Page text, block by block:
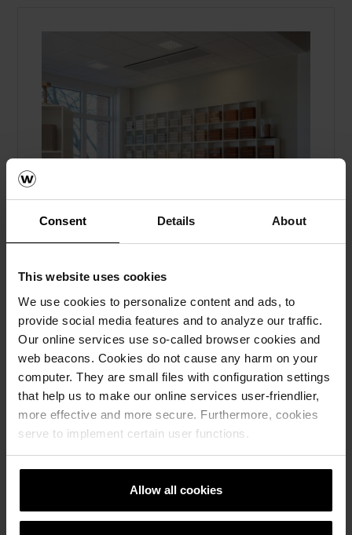
Consent Details About
This website uses cookies
We use cookies to personalize content and ads, to
provide social media features and to analyze our traffic.
Our online services use so-called browser cookies and
web beacons. Cookies do not cause any harm on your
computer. They are small files with configuration settings
that help us to make our online services user-friendlier,
more effective and more secure. Furthermore, cookies
serve to implement certain user functions.
Allow all cookies
wienerberger öppnar nytt showroom
för tegel i Malmö
Fasadtegel, Marktegel, Taktegel, Skärmtegel,
Brick slips, Om oss
I wienerbergers nya showroom i Malmö
visas bland annat fasadtegel, taktegel och
skiffer – en tegelvärld för arkitekter och
entreprenörer. Läs mer här.
Läs mera